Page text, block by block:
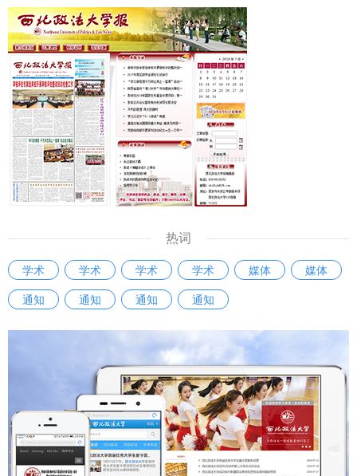
热词
学术 学术 学术 学术 媒体
媒体
通知
通知 通知 通知